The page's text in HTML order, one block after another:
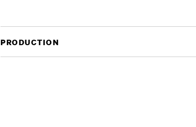
PRODUCTION